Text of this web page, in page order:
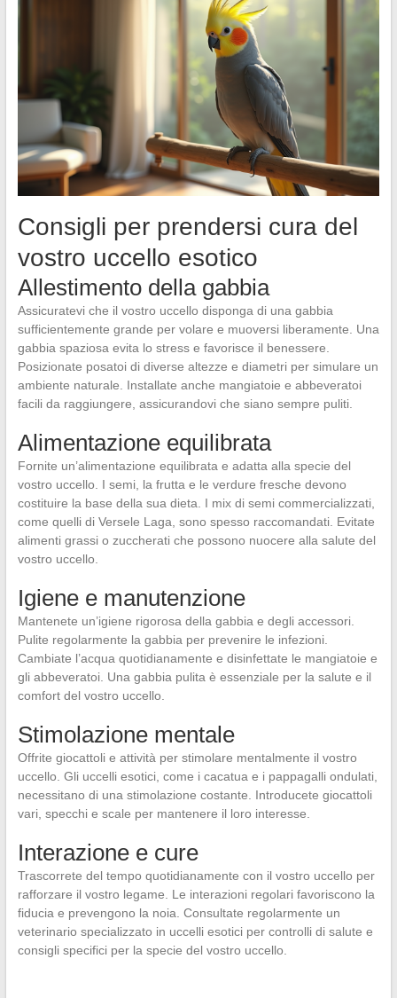
Consigli per prendersi cura del
vostro uccello esotico
Allestimento della gabbia
Assicuratevi che il vostro uccello disponga di una gabbia
sufficientemente grande per volare e muoversi liberamente. Una
gabbia spaziosa evita lo stress e favorisce il benessere.
Posizionate posatoi di diverse altezze e diametri per simulare un
ambiente naturale. Installate anche mangiatoie e abbeveratoi
facili da raggiungere, assicurandovi che siano sempre puliti.
Alimentazione equilibrata
Fornite un’alimentazione equilibrata e adatta alla specie del
vostro uccello. I semi, la frutta e le verdure fresche devono
costituire la base della sua dieta. I mix di semi commercializzati,
come quelli di Versele Laga, sono spesso raccomandati. Evitate
alimenti grassi o zuccherati che possono nuocere alla salute del
vostro uccello.
Igiene e manutenzione
Mantenete un’igiene rigorosa della gabbia e degli accessori.
Pulite regolarmente la gabbia per prevenire le infezioni.
Cambiate l’acqua quotidianamente e disinfettate le mangiatoie e
gli abbeveratoi. Una gabbia pulita è essenziale per la salute e il
comfort del vostro uccello.
Stimolazione mentale
Offrite giocattoli e attività per stimolare mentalmente il vostro
uccello. Gli uccelli esotici, come i cacatua e i pappagalli ondulati,
necessitano di una stimolazione costante. Introducete giocattoli
vari, specchi e scale per mantenere il loro interesse.
Interazione e cure
Trascorrete del tempo quotidianamente con il vostro uccello per
rafforzare il vostro legame. Le interazioni regolari favoriscono la
fiducia e prevengono la noia. Consultate regolarmente un
veterinario specializzato in uccelli esotici per controlli di salute e
consigli specifici per la specie del vostro uccello.